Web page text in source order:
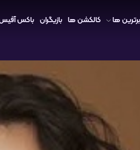
برترین ها کالکشن ها بازیگران باکس